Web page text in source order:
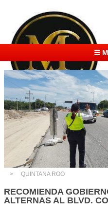
☰
QUINTANA ROO
RECOMIENDA
ALTERNAS AL BLVD.